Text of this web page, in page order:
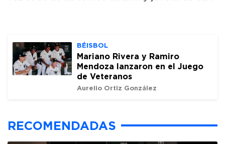
BÉISBOL
Mariano Rivera y Ramiro
Mendoza lanzaron en el Juego
de Veteranos
Aurelio Ortiz González
RECOMENDADAS